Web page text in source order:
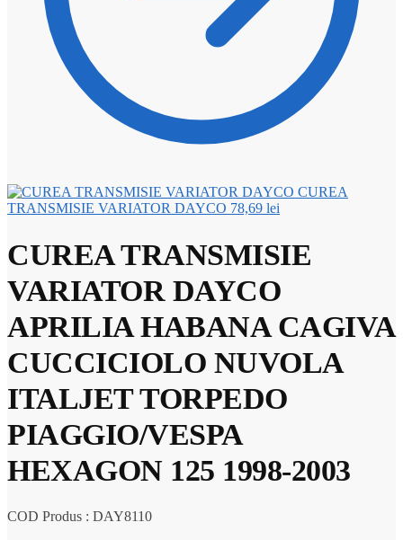
CUREA
TRANSMISIE VARIATOR DAYCO 78,69 lei
CUREA TRANSMISIE
VARIATOR DAYCO
APRILIA HABANA CAGIVA
CUCCICIOLO NUVOLA
ITALJET TORPEDO
PIAGGIO/VESPA
HEXAGON 125 1998-2003
COD Produs : DAY8110